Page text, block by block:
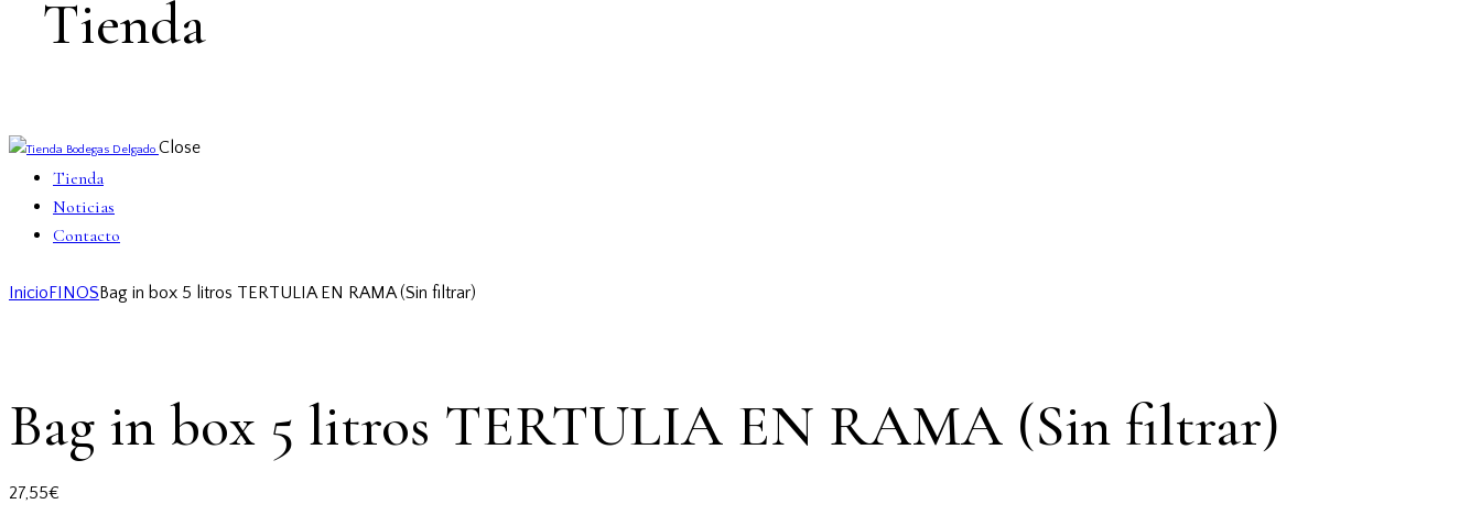
Tienda
Close
Tienda
Noticias
Contacto
InicioFINOSBag in box 5 litros TERTULIA EN RAMA (Sin filtrar)
Bag in box 5 litros TERTULIA EN RAMA (Sin filtrar)
27,55€